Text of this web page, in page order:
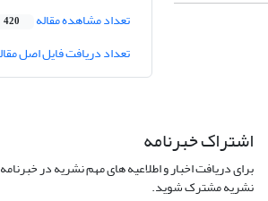
تعداد مشاهده مقاله 420
تعداد دریافت فایل اصل
اشتراک خبرنامه
برای دریافت اخبار و اطلاعیه های مهم نشریه در خبرنامه
نشریه مشترک شوید.